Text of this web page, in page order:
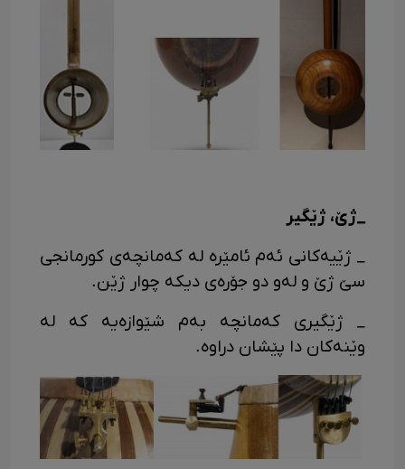
_ژێ، ژێگیر
_ ژێیه‌کانی ئه‌م ئامێره له که‌مانچه‌ی کورمانجی
سێ ژێ و له‌و دو جۆره‌ی دیکه چوار ژێن.
_ ژێگیری که‌مانچه به‌م‌ شێوازه‌یه که له
وێنه‌کان دا پێشان دراوه.